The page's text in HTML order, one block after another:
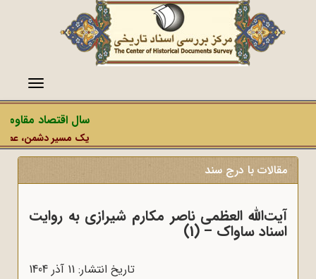
منو
سال اقتصاد
یک مسیر دشمن،
مقالات با درج سند
آیت‌الله العظمی ناصر مکارم شیرازی به روایت
اسناد ساواک – (1)
تاریخ انتشار: 11 آذر 1404